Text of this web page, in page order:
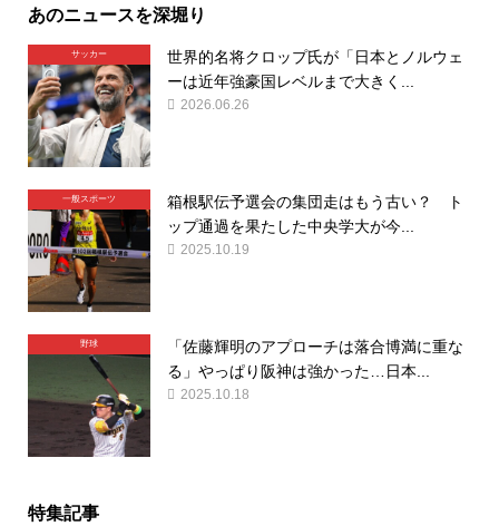
あのニュースを深堀り
サッカー
世界的名将クロップ氏が「日本とノルウェ
ーは近年強豪国レベルまで大きく...
2026.06.26
一般スポーツ
箱根駅伝予選会の集団走はもう古い？ ト
ップ通過を果たした中央学大が今...
2025.10.19
野球
「佐藤輝明のアプローチは落合博満に重な
る」やっぱり阪神は強かった…日本...
2025.10.18
特集記事